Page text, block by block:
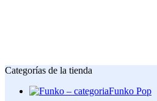
Categorías de la tienda
Funko Pop